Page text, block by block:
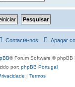
Apagar
Contacte-nos
® Forum Software © phpBB
por: phpBB Portugal
| Termos